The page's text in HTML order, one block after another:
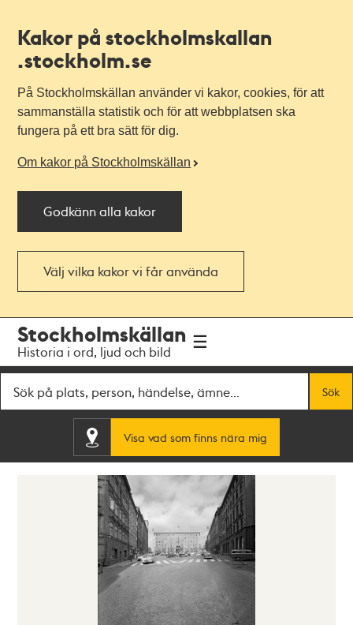
Kakor på stockholmskallan
.stockholm.se
På Stockholmskällan använder vi kakor, cookies, för att
sammanställa statistik och för att webbplatsen ska
fungera på ett bra sätt för dig.
Om kakor på Stockholmskällan
Godkänn alla kakor
Välj vilka kakor vi får använda
navigationen
huvudinnehållet
Stockholmskällan
Historia i ord, ljud och bild
Sök
Visa vad som finns nära mig